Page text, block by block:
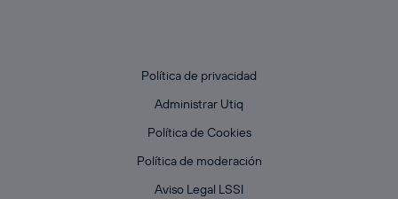
Política de privacidad
Administrar Utiq
Política de Cookies
Política de moderación
Aviso Legal LSSI